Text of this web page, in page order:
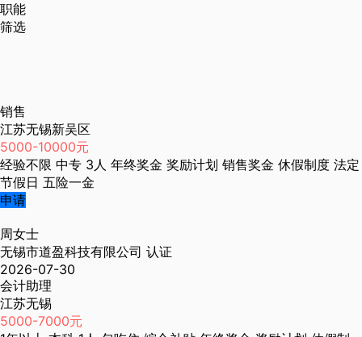
职能
筛选
销售
江苏无锡新吴区
5000-10000元
经验不限 中专 3人 年终奖金 奖励计划 销售奖金 休假制度 法定
节假日 五险一金
申请
周女士
无锡市道盈科技有限公司 认证
2026-07-30
会计助理
江苏无锡
5000-7000元